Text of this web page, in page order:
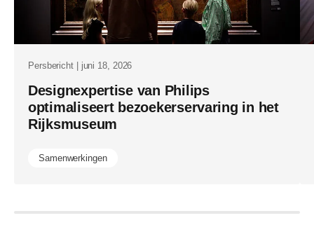
Persbericht | juni 18, 2026
Designexpertise van Philips
optimaliseert bezoekerservaring in het
Rijksmuseum
Samenwerkingen